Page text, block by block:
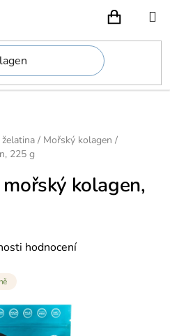
/ Mořský kolagen /
225 g
kolagen,
hodnocení